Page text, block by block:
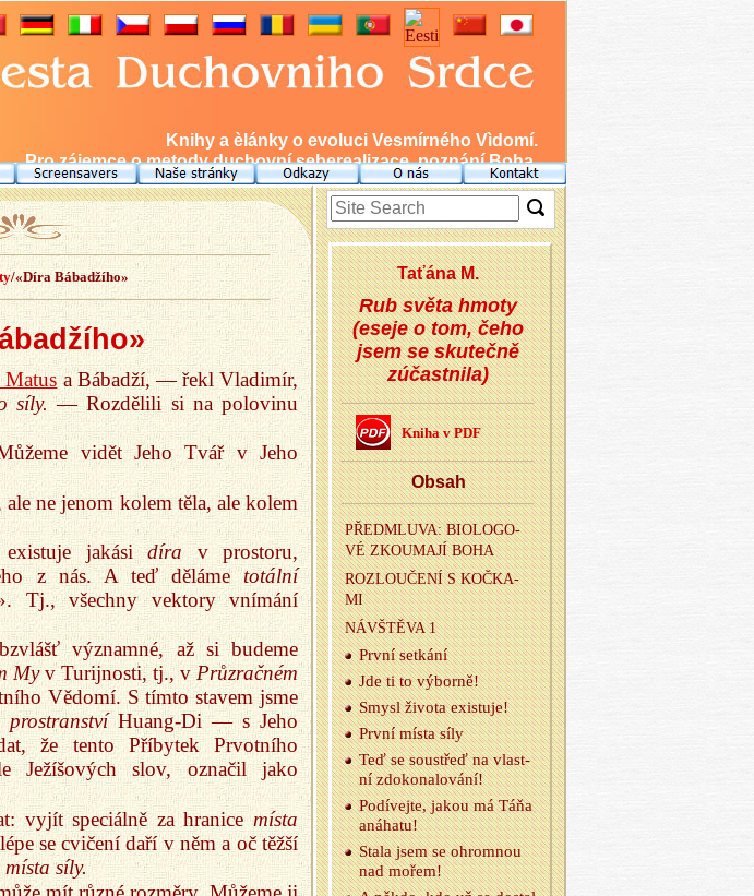
Knihy a èlánky o evoluci Vesmírného Vìdomí.
Pro zájemce o metody duchovní seberealizace, poznání Boha.
/«Díra Bábadžího»
Matusa Bábadží, — řekl Vladimír,
síly. — Rozdělili si na polovinu
vidět Jeho Tvář v Jeho
ale ne jenom kolem těla, ale kolem
existuje jakásidíra v prostoru,
z nás. A teď dělámetotální
Tj., všechny vektory vnímání
významné, až si budeme
Myv Turijnosti, tj., vPrůzračném
Vědomí. S tímto stavem jsme
prostranstvíHuang-Di — s Jeho
že tento Příbytek Prvotního
Ježíšových slov, označil jako
vyjít speciálně za hranicemísta
se cvičení daří v něm a oč těžší
místa síly.
Taťá­na M.
Rub světa hmoty
(eseje o tom, čeho
jsem se skutečně
zúčastnila)
Kniha v PDF
Obsah
PŘED­MLU­VA: BI­O­LO­GO­
VÉ ZKOU­MA­JÍ BOHA
ROZ­LOU­ČE­NÍ S KOČKA­
MI
NÁ­VŠTĚ­VA 1
První se­tká­ní
Jde ti to vý­bor­ně!
Smysl ži­vo­ta exis­tu­je!
První místa síly
Teď se sou­střeď na vlast­
ní zdo­ko­na­lo­vá­ní!
Po­dí­vej­te, jakou má Táňa
aná­ha­tu!
Stala jsem se ohrom­nou
nad mořem!